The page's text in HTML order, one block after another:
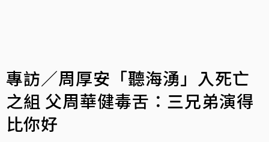
專訪／周厚安「聽海湧」入死亡
之組 父周華健毒舌：三兄弟演得
比你好